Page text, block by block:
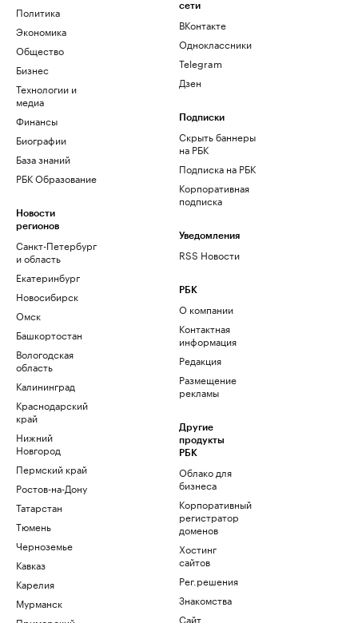
Политика
Экономика
Общество
Бизнес
Технологии и
медиа
Финансы
Биографии
База знаний
РБК Образование
Новости
регионов
Санкт-Петербург
и область
Екатеринбург
Новосибирск
Омск
Башкортостан
Вологодская
область
Калининград
Краснодарский
край
Нижний
Новгород
Пермский край
Ростов-на-Дону
Татарстан
Тюмень
Черноземье
Кавказ
Карелия
Мурманск
сети
ВКонтакте
Одноклассники
Telegram
Дзен
Подписки
Скрыть баннеры
на РБК
Подписка на РБК
Корпоративная
подписка
Уведомления
RSS Новости
РБК
О компании
Контактная
информация
Редакция
Размещение
рекламы
Другие
продукты
РБК
Облако для
бизнеса
Корпоративный
регистратор
доменов
Хостинг
сайтов
Рег.решения
Знакомства
Сайт